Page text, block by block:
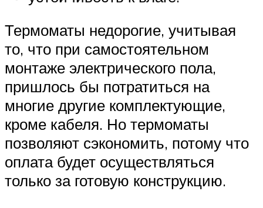
Термоматы недорогие, учитывая
то, что при самостоятельном
монтаже электрического пола,
пришлось бы потратиться на
многие другие комплектующие,
кроме кабеля. Но термоматы
позволяют сэкономить, потому что
оплата будет осуществляться
только за готовую конструкцию.